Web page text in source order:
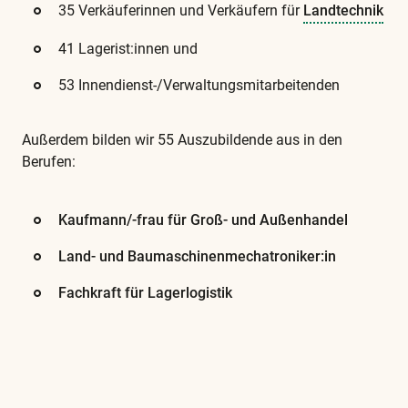
35 Verkäuferinnen und Verkäufern für Landtechnik
41 Lagerist:innen und
53 Innendienst-/Verwaltungsmitarbeitenden
Außerdem bilden wir 55 Auszubildende aus in den
Berufen:
Kaufmann/-frau für Groß- und Außenhandel
Land- und Baumaschinenmechatroniker:in
Fachkraft für Lagerlogistik